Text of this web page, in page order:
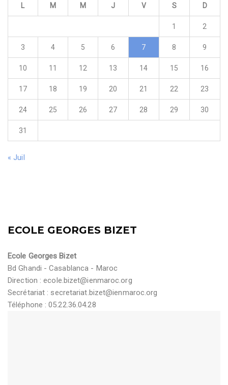
L M M J V S D
1 2
3 4 5 6 7 8 9
10 11 12 13 14 15 16
17 18 19 20 21 22 23
24 25 26 27 28 29 30
31
« Juil
ECOLE GEORGES BIZET
Ecole Georges Bizet
Bd Ghandi - Casablanca - Maroc
Direction :ecole.bizet@ienmaroc.org
Secrétariat : secretariat.bizet@ienmaroc.org
Téléphone : 05.22.36.04.28